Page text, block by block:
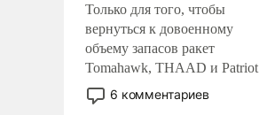
Только для того, чтобы
вернуться к довоенному
объему запасов ракет
Tomahawk, THAAD и Patriot
США потребуется более трех
лет. Даже небольшая война с
6 комментариев